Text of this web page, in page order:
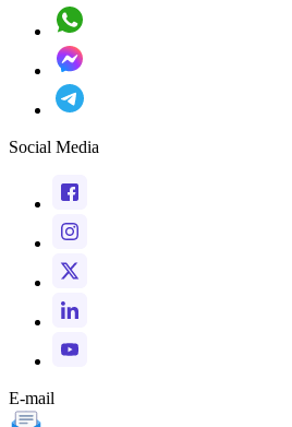
Social Media
E-mail